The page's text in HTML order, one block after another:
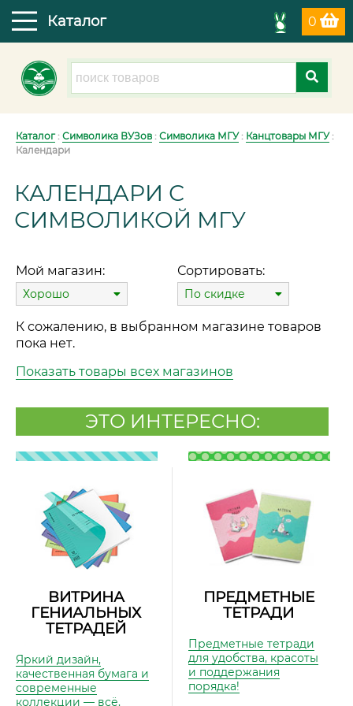
0
Каталог
Каталог: Символика ВУЗов : Символика МГУ: Канцтовары МГУ:
Календари
КАЛЕНДАРИ С
СИМВОЛИКОЙ МГУ
Мой магазин:
Хорошо
Сортировать:
По скидке
К сожалению, в выбранном магазине товаров
пока нет.
Показать товары всех магазинов
ЭТО ИНТЕРЕСНО:
ВИТРИНА
ГЕНИАЛЬНЫХ
ТЕТРАДЕЙ
Яркий дизайн,
качественная бумага и
современные
коллекции — всё,
ПРЕДМЕТНЫЕ
ТЕТРАДИ
Предметные тетради
для удобства, красоты
и поддержания
порядка!